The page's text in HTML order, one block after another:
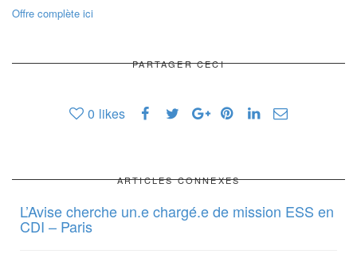
Offre complète ici
PARTAGER CECI
0 likes
ARTICLES CONNEXES
L’Avise cherche un.e chargé.e de mission ESS en
CDI – Paris